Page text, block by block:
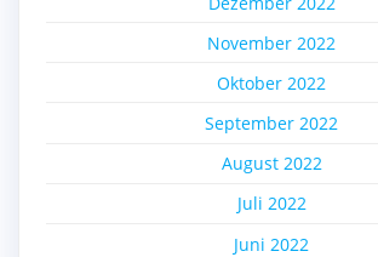
November 2022
Oktober 2022
September 2022
August 2022
Juli 2022
Juni 2022